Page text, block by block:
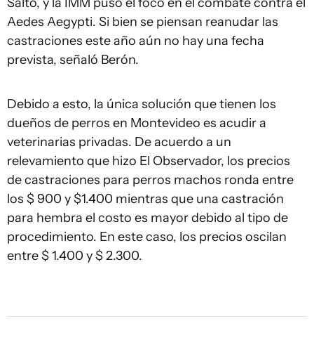
Aedes Aegypti. Si bien se piensan reanudar las
castraciones este año aún no hay una fecha
prevista, señaló Berón.
Debido a esto, la única solución que tienen los
dueños de perros en Montevideo es acudir a
veterinarias privadas. De acuerdo a un
relevamiento que hizo El Observador, los precios
de castraciones para perros machos ronda entre
los $ 900 y $1.400 mientras que una castración
para hembra el costo es mayor debido al tipo de
procedimiento. En este caso, los precios oscilan
entre $ 1.400 y $ 2.300.